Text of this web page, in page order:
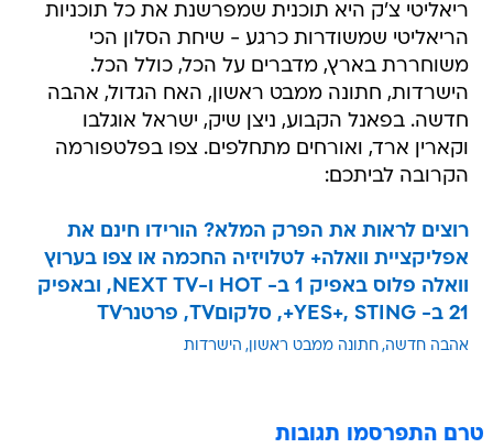
ריאליטי צ'ק היא תוכנית שמפרשנת את כל תוכניות
הריאליטי שמשודרות כרגע - שיחת הסלון הכי
משוחררת בארץ, מדברים על הכל, כולל הכל.
הישרדות, חתונה ממבט ראשון, האח הגדול, אהבה
חדשה. בפאנל הקבוע, ניצן שיק, ישראל אוגלבו
וקארין ארד, ואורחים מתחלפים. צפו בפלטפורמה
הקרובה לביתכם:
רוצים לראות את הפרק המלא? הורידו חינם את
אפליקציית וואלה+ לטלויזיה החכמה או צפו בערוץ
וואלה פלוס באפיק 1 ב- HOT ו-NEXT TV, ובאפיק
21 ב- YES+, STING+, סלקוםTV, פרטנרTV
אהבה חדשה חתונה ממבט ראשון הישרדות
טרם התפרסמו תגובות